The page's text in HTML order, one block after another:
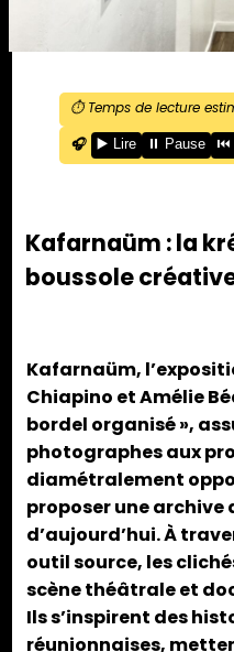
⏱️ Temps de lecture
🎧
▶️ Lire ⏸️ Pause ⏮️
Kafarnaüm : la
boussole
Kafarnaüm,
Chiapino et Amélie
bordel organisé »,
photographes aux
diamétralement
proposer une archive
d’aujourd’hui. À
outil source, les
scène théâtrale et
Ils s’inspirent des
réunionnaises,